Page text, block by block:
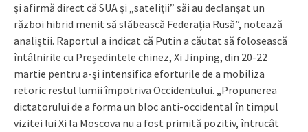
și afirmă direct că SUA și „sateliții” săi au declanșat un
război hibrid menit să slăbească Federația Rusă”, notează
analiștii. Raportul a indicat că Putin a căutat să folosească
întâlnirile cu Președintele chinez, Xi Jinping, din 20-22
martie pentru a-și intensifica eforturile de a mobiliza
retoric restul lumii împotriva Occidentului. „Propunerea
dictatorului de a forma un bloc anti-occidental în timpul
vizitei lui Xi la Moscova nu a fost primită pozitiv, întrucât